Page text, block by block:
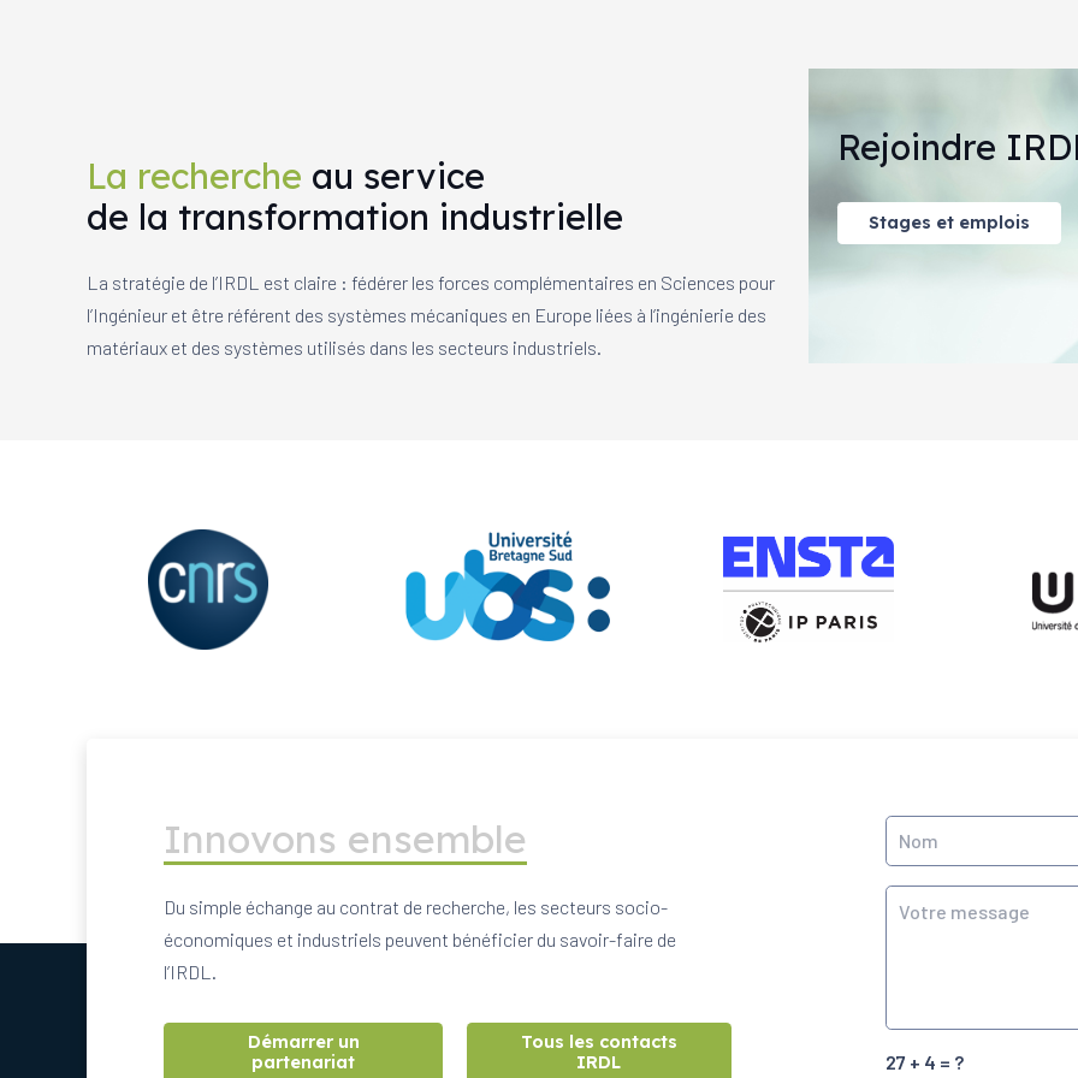
La recherche au service
de la transformation industrielle
La stratégie de l’IRDL est claire : fédérer les forces complémentaires en Sciences pour
l’Ingénieur et être référent des systèmes mécaniques en Europe liées à l’ingénierie des
matériaux et des systèmes utilisés dans les secteurs industriels.
Rejoindre
Stages et emplois
Innovons ensemble
Du simple échange au contrat de recherche, les secteurs socio-
économiques et industriels peuvent bénéficier du savoir-faire de
l’IRDL.
Démarrer un
partenariat
Tous les contacts
IRDL
27 + 4 = ?